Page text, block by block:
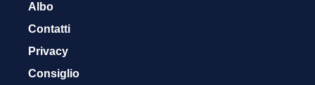
Albo
Contatti
Privacy
Consiglio